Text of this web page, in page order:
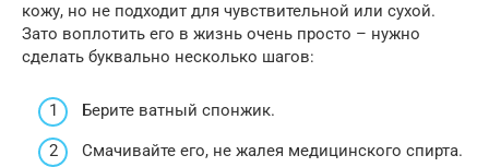
кожу, но не подходит для чувствительной или сухой.
Зато воплотить его в жизнь очень просто – нужно
сделать буквально несколько шагов:
Берите ватный спонжик.
Смачивайте его, не жалея медицинского спирта.